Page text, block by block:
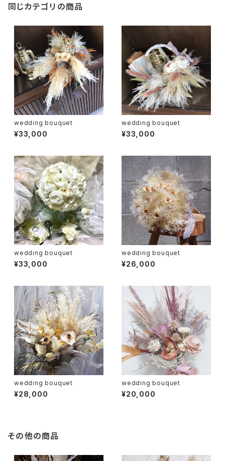
同じカテゴリの商品
wedding bouquet
¥33,000
wedding bouquet
¥33,000
wedding bouquet
¥33,000
wedding bouquet
¥26,000
wedding bouquet
¥28,000
wedding bouquet
¥20,000
その他の商品